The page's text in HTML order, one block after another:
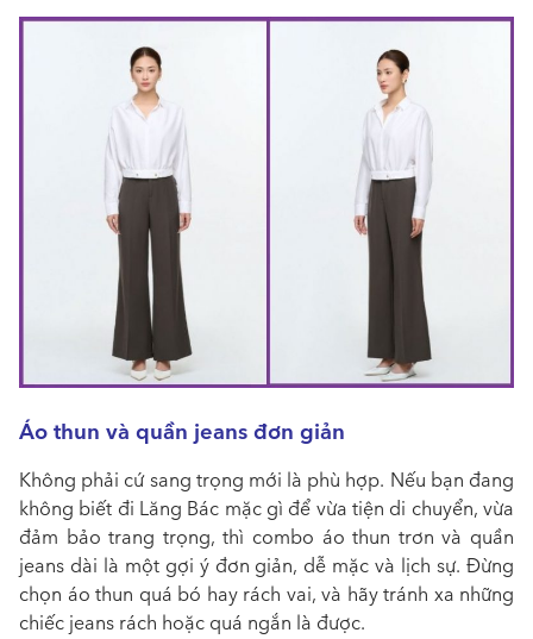
Áo thun và quần jeans đơn giản
Không phải cứ sang trọng mới là phù hợp. Nếu bạn đang
không biết đi Lăng Bác mặc gì để vừa tiện di chuyển, vừa
đảm bảo trang trọng, thì combo áo thun trơn và quần
jeans dài là một gợi ý đơn giản, dễ mặc và lịch sự. Đừng
chọn áo thun quá bó hay rách vai, và hãy tránh xa những
chiếc jeans rách hoặc quá ngắn là được.